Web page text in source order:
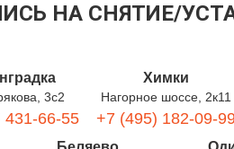
НА СНЯТИЕ/
3с2
431-66-55
Химки
Нагорное шоссе, 2к11
+7 (495) 182-09-